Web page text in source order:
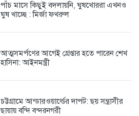
পাঁচ মাসে কিছুই বদলায়নি, ঘুষখোররা...
7 days আগে
আত্মসমর্পণের আগেই গ্রেপ্তার হতে পারেন...
7 days আগে
পাঁচ মাসে কিছুই বদলায়নি, ঘুষখোররা এখনও
ঘুষ খাচ্ছে : মির্জা ফখরুল
আত্মসমর্পণের আগেই গ্রেপ্তার হতে পারেন শেখ
হাসিনা: আইনমন্ত্রী
চট্টগ্রামে আন্ডারওয়ার্ল্ডের দাপট: ছয় সন্ত্রাসীর
ছায়ায় বন্দি বন্দরনগরী